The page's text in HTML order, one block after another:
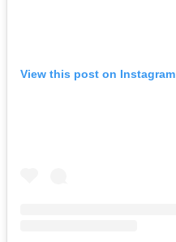
View this post on Instagram